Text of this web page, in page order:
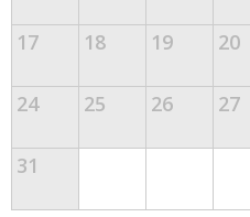
17 18 19 20
24 25 26 27
31